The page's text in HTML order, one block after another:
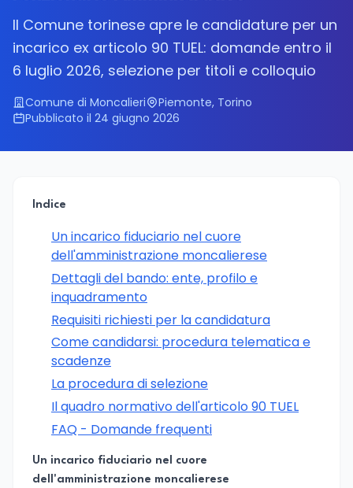
Il Comune torinese apre le candidature per un
incarico ex articolo 90 TUEL: domande entro il
6 luglio 2026, selezione per titoli e colloquio
Comune di Moncalieri
Piemonte, Torino
Pubblicato il 24 giugno 2026
Indice
Un incarico fiduciario nel cuore
dell'amministrazione moncalierese
Dettagli del bando: ente, profilo e
inquadramento
Requisiti richiesti per la candidatura
Come candidarsi: procedura telematica e
scadenze
La procedura di selezione
Il quadro normativo dell'articolo 90 TUEL
FAQ - Domande frequenti
Un incarico fiduciario nel cuore
dell'amministrazione moncalierese